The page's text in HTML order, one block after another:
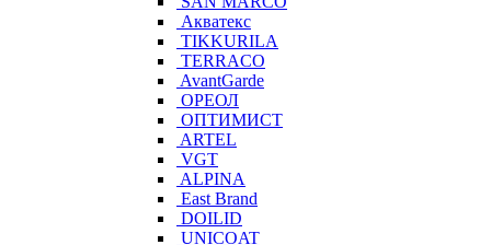
Акватекс
TIKKURILA
TERRACO
AvantGarde
ОРЕОЛ
ОПТИМИСТ
ARTEL
VGT
ALPINA
East Brand
DOILID
UNICOAT